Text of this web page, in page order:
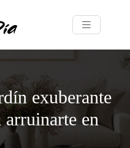
exuberante
arruinarte en